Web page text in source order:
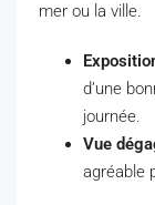
mer ou la ville.
d’une
journée.
Vue
agréable